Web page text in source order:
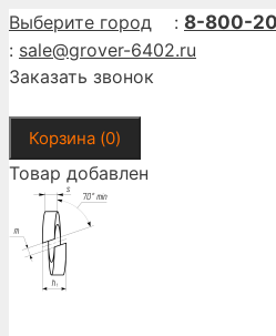
Перейти
к
содержимому
Выберите город : 8-800-
: sale@grover-6402.ru
Заказать звонок
Корзина (0)
Товар добавлен